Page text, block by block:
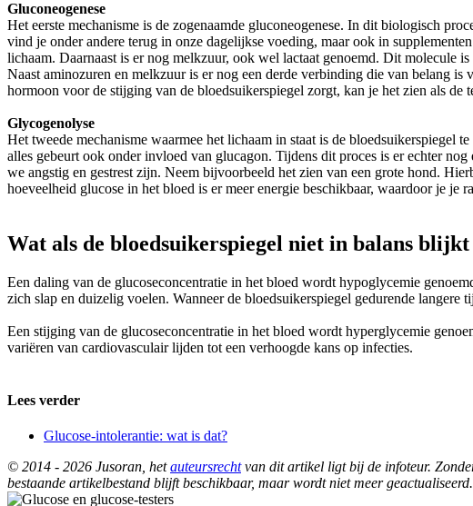
Gluconeogenese
Het eerste mechanisme is de zogenaamde gluconeogenese. In dit biologisch
vind je onder andere terug in onze dagelijkse voeding, maar ook in
lichaam. Daarnaast is er nog melkzuur, ook wel lactaat genoemd. Dit molecule
Naast aminozuren en melkzuur is er nog een derde verbinding die van belang
hormoon voor de stijging van de bloedsuikerspiegel zorgt, kan je het zien als de
Glycogenolyse
Het tweede mechanisme waarmee het lichaam in staat is de
alles gebeurt ook onder invloed van glucagon. Tijdens dit proces is er echter
we angstig en gestrest zijn. Neem bijvoorbeeld het zien van een grote hond.
hoeveelheid glucose in het bloed is er meer energie beschikbaar, waardoor je je
Wat als de bloedsuikerspiegel niet in balans
Een daling van de glucoseconcentratie in het bloed wordt hypoglycemie
zich slap en duizelig voelen. Wanneer de bloedsuikerspiegel gedurende
Een stijging van de glucoseconcentratie in het bloed wordt hyperglycemie
variëren van cardiovasculair lijden tot een verhoogde kans op infecties.
Lees verder
Glucose-intolerantie: wat is dat?
© 2014 - 2026 Jusoran, hetauteursrechtvan dit artikel ligt bij de infoteur.
bestaande artikelbestand blijft beschikbaar, maar wordt niet meer geactualiseerd.